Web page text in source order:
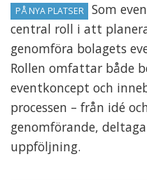
PÅ NYA PLATSER
Som
central roll i att
genomföra bolagets
Rollen omfattar både
eventkoncept och
processen – från idé
genomförande,
uppföljning.